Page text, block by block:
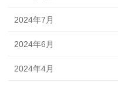
2024年7月
2024年6月
2024年4月